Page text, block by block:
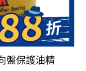
盤保護油精